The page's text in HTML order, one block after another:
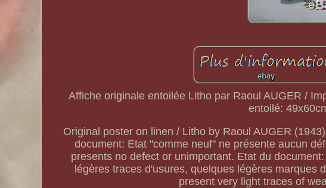
Affiche originale entoilée Litho par Raoul AUGER /
entoilé:
Original poster on linen / Litho by Raoul AUGER
document: Etat "comme neuf" ne présente aucun
presents no defect or unimportant. Etat du
légères traces d'usures, quelques légères marques
present very light traces of